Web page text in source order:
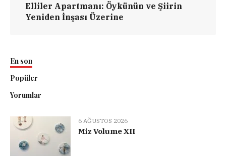
Elliler Apartmanı: Öykünün ve Şiirin
Yeniden İnşası Üzerine
En son
Popüler
Yorumlar
6 AĞUSTOS 2026
Miz Volume XII